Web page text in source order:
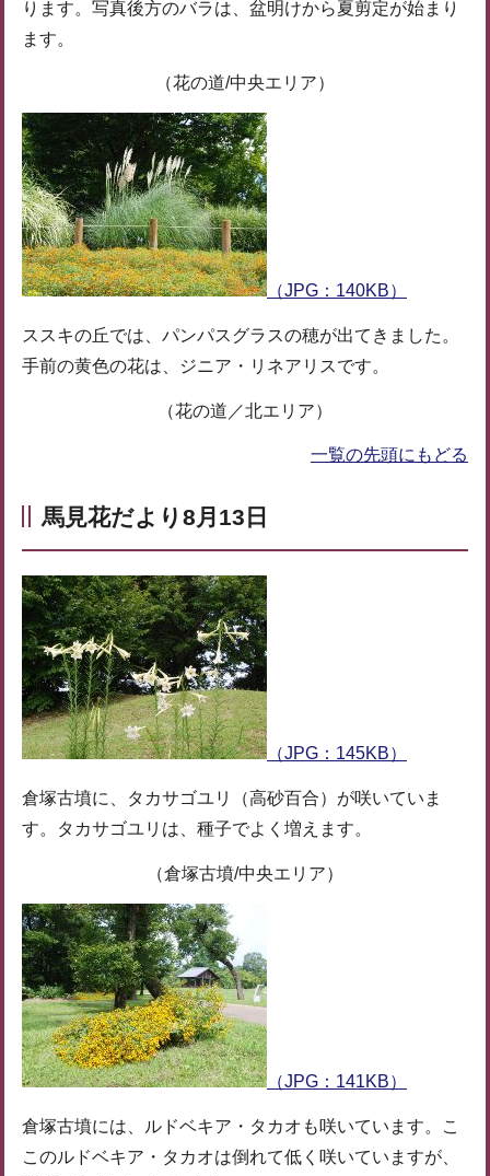
ります。写真後方のバラは、盆明けから夏剪定が始まり
ます。
（花の道/中央エリア）
（JPG：140KB）
ススキの丘では、パンパスグラスの穂が出てきました。
手前の黄色の花は、ジニア・リネアリスです。
（花の道／北エリア）
一覧の先頭にもどる
馬見花だより8月13日
（JPG：145KB）
倉塚古墳に、タカサゴユリ（高砂百合）が咲いていま
す。タカサゴユリは、種子でよく増えます。
（倉塚古墳/中央エリア）
（JPG：141KB）
倉塚古墳には、ルドベキア・タカオも咲いています。こ
このルドベキア・タカオは倒れて低く咲いていますが、